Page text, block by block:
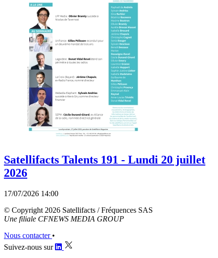
Satellifacts Talents 191 - Lundi 20 juillet
2026
17/07/2026 14:00
© Copyright 2026 Satellifacts / Fréquences SAS
Une filiale CFNEWS MEDIA GROUP
Nous contacter •
Suivez-nous sur